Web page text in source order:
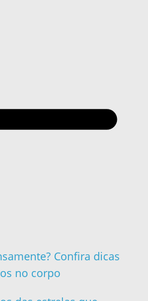
Confira dicas
no corpo